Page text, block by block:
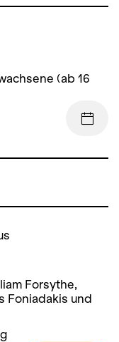
(ab 16
Forsythe,
Foniadakis und